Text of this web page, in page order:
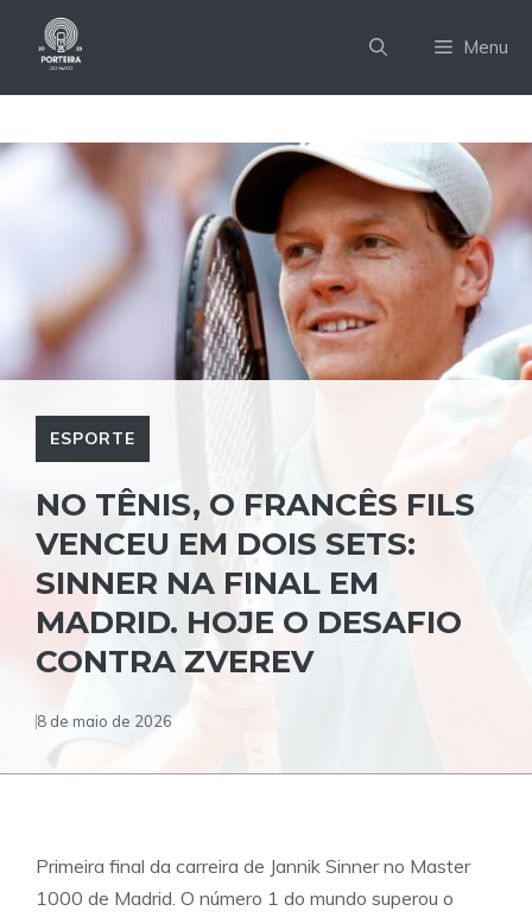
Menu
ESPORTE
NO TÊNIS, O FRANCÊS FILS
VENCEU EM DOIS SETS:
SINNER NA FINAL EM
MADRID. HOJE O DESAFIO
CONTRA ZVEREV
8 de maio de 2026
Primeira final da carreira de Jannik Sinner no Master
1000 de Madrid. O número 1 do mundo superou o